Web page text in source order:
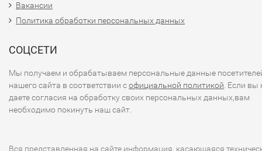
Вакансии
Политика обработки персональных данных
СОЦСЕТИ
Мы получаем и обрабатываем персональные данные
нашего сайта в соответствии софициальной политикой . Если вы
даете согласия на обработку своих персональных данных,вам
необходимо покинуть наш сайт.
Вся представленная на сайте информация, касающаяся